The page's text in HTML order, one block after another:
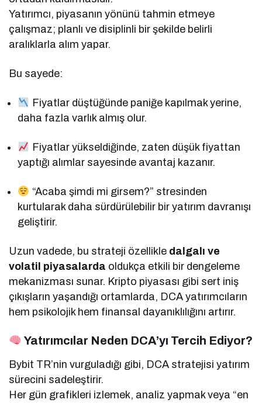
Yatırımcı, piyasanın yönünü tahmin etmeye
çalışmaz; planlı ve disiplinli bir şekilde belirli
aralıklarla alım yapar.
Bu sayede:
Fiyatlar düştüğünde paniğe kapılmak yerine,
daha fazla varlık almış olur.
Fiyatlar yükseldiğinde, zaten düşük fiyattan
yaptığı alımlar sayesinde avantaj kazanır.
“Acaba şimdi mi girsem?” stresinden
kurtularak daha sürdürülebilir bir yatırım davranışı
geliştirir.
Uzun vadede, bu strateji özellikle dalgalı ve
volatil piyasalarda oldukça etkili bir dengeleme
mekanizması sunar. Kripto piyasası gibi sert iniş
çıkışların yaşandığı ortamlarda, DCA yatırımcıların
hem psikolojik hem finansal dayanıklılığını artırır.
Yatırımcılar Neden DCA’yı Tercih Ediyor?
Bybit TR’nin vurguladığı gibi, DCA stratejisi yatırım
sürecini sadeleştirir.
Her gün grafikleri izlemek, analiz yapmak veya “en